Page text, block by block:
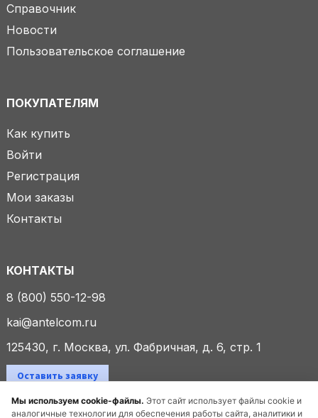
Мы используем cookie-файлы. Этот сайт использует файлы cookie и
аналогичные технологии для обеспечения работы сайта, аналитики и
Справочник
Новости
Пользовательское соглашение
ПОКУПАТЕЛЯМ
Как купить
Войти
Регистрация
Мои заказы
Контакты
КОНТАКТЫ
8 (800) 550-12-98
kai@antelcom.ru
125430, г. Москва, ул. Фабричная, д. 6, стр. 1
Оставить заявку